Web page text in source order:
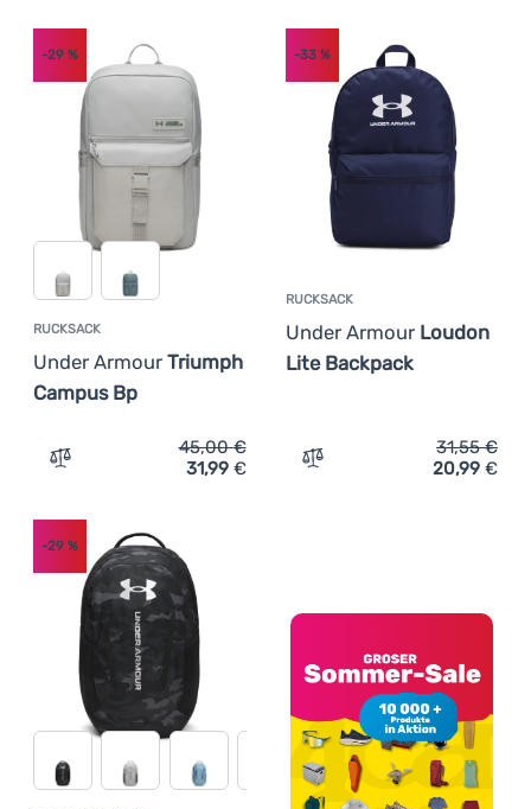
Anmelden /
Registrieren
RUCKSACK
Under Armour Triumph
Campus Bp
-29 %
Zum Vergleich 'Rucksack Under Armour Triumph
45,00€
31,99 €
RUCKSACK
Under Armour Loudon
Lite Backpack
-33%
Zum Vergleich 'Rucksack
31,55€
20,99 €
-29 %